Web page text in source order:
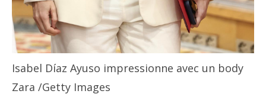
Isabel Díaz Ayuso impressionne avec un body
Zara /Getty Images